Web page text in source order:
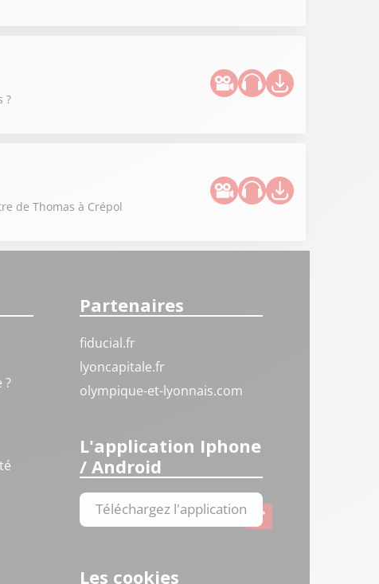
?
de Thomas à Crépol
?
Partenaires
fiducial.fr
lyoncapitale.fr
olympique-et-lyonnais.com
L'application Iphone
/ Android
Téléchargez l'application
Les cookies